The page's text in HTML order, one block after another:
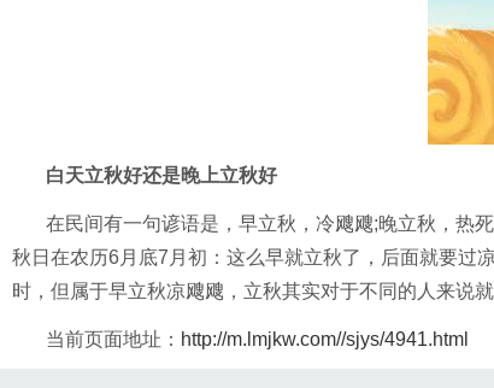
白天立秋好还是晚上立秋好
在民间有一句谚语是，早立秋，冷飕飕;晚立秋，热
秋日在农历6月底7月初：这么早就立秋了，后面就要过
时，但属于早立秋凉飕飕，立秋其实对于不同的人来说
当前页面地址： http://m.lmjkw.com//sjys/4941.html